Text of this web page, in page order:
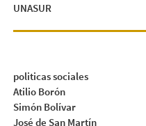
UNASUR
politicas sociales
Atilio Borón
Simón Bolívar
José de San Martín